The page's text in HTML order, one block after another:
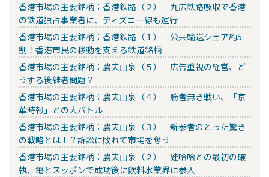
香港市場の主要銘柄：香港鉄路（２） 九広鉄路吸収で香港
の鉄道独占事業者に、ディズニー線も運行
香港市場の主要銘柄：香港鉄路（１） 公共輸送シェア約5
割！香港市民の移動を支える鉄道銘柄
香港市場の主要銘柄：農夫山泉（５） 広告重視の経営、ど
うする後継者問題？
香港市場の主要銘柄：農夫山泉（４） 勝者無き戦い、「京
華時報」との大バトル
香港市場の主要銘柄：農夫山泉（３） 新参者のとった驚き
の戦略とは！？訴訟に敗れて市場を奪う
香港市場の主要銘柄：農夫山泉（２） 娃哈哈との最初の確
執、亀とスッポンで成功後に飲料水業界に参入